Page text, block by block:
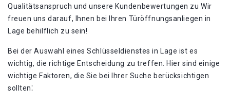
Qualitätsanspruch und unsere Kundenbewertungen zu Wir
freuen uns darauf, Ihnen bei Ihren Türöffnungsanliegen in
Lage behilflich zu sein!
Bei der Auswahl eines Schlüsseldienstes in Lage ist es
wichtig, die richtige Entscheidung zu treffen. Hier sind einige
wichtige Faktoren, die Sie bei Ihrer Suche berücksichtigen
sollten⁚